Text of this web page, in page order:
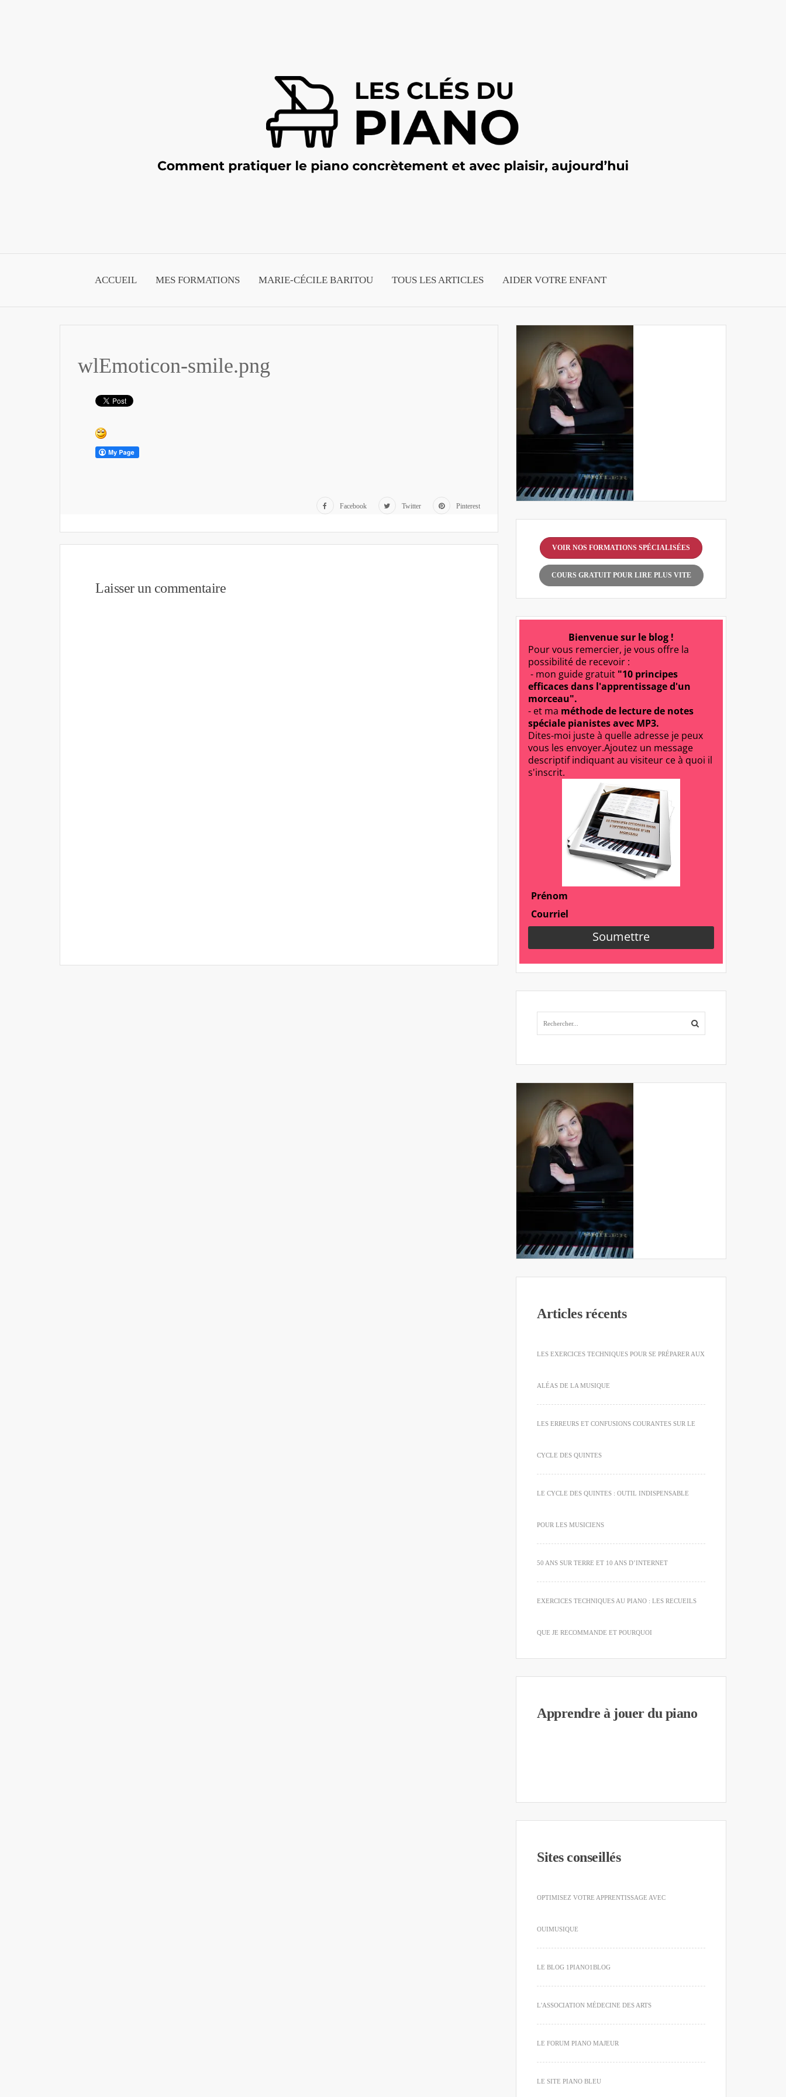
ACCUEIL MES FORMATIONS MARIE-CÉCILE BARITOU TOUS LES ARTICLES AIDER VOTRE ENFANT
wlEmoticon-smile.png
Facebook Twitter Pinterest
Laisser un commentaire
VOIR NOS FORMATIONS SPÉCIALISÉES
COURS GRATUIT POUR LIRE PLUS VITE
Articles récents
LES EXERCICES TECHNIQUES POUR SE PRÉPARER AUX
ALÉAS DE LA MUSIQUE
LES ERREURS ET CONFUSIONS COURANTES SUR LE
CYCLE DES QUINTES
LE CYCLE DES QUINTES : OUTIL INDISPENSABLE
POUR LES MUSICIENS
50 ANS SUR TERRE ET 10 ANS D’INTERNET
EXERCICES TECHNIQUES AU PIANO : LES RECUEILS
QUE JE RECOMMANDE ET POURQUOI
Apprendre à jouer du piano
Sites conseillés
OPTIMISEZ VOTRE APPRENTISSAGE AVEC
OUIMUSIQUE
LE BLOG 1PIANO1BLOG
L'ASSOCIATION MÉDECINE DES ARTS
LE FORUM PIANO MAJEUR
LE SITE PIANO BLEU